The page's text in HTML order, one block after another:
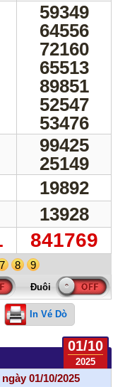
59349
64556
72160
65513
89851
52547
53476
99425
25149
19892
13928
841769
7 8 9
In Vé Dò
01/10
2025
ngày 01/10/2025